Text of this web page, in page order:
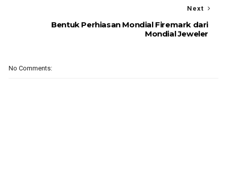
Next
Bentuk Perhiasan Mondial Firemark dari
Mondial Jeweler
No Comments: